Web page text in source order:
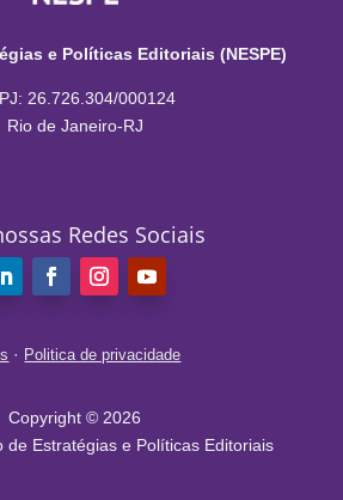
e Políticas Editoriais (NESPE)
26.726.304/000124
Rio de Janeiro-RJ
Redes Sociais
· Politica de privacidade
Copyright © 2026
de Estratégias e Políticas Editoriais